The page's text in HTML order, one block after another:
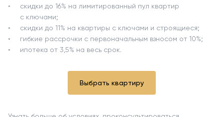
скидки до 16% на лимитированный пул квартир
с ключами;
скидки до 11% на квартиры с ключами и строящиеся;
гибкие рассрочки с первоначальным взносом от 10%;
ипотека от 3,5% на весь срок.
Выбрать квартиру